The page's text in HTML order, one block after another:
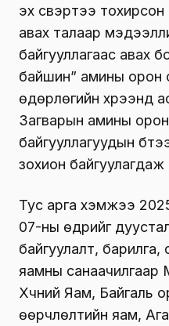
эх үүсвэртээ
авах талаар
байгууллагаас авах
байшин” амины орон
өдөрлөгийн хүрээнд
Загварын амины
байгууллагуудын
зохион байгуулагдаж
Тус арга хэмжээ
07-ны өдрийг
байгуулалт,
яамны
Хүчний Яам, Байгаль
өөрчлөлтийн яам,